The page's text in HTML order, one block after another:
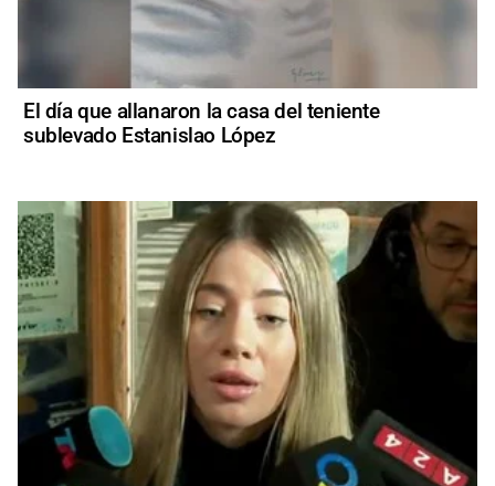
El día que allanaron la casa del teniente
sublevado Estanislao López